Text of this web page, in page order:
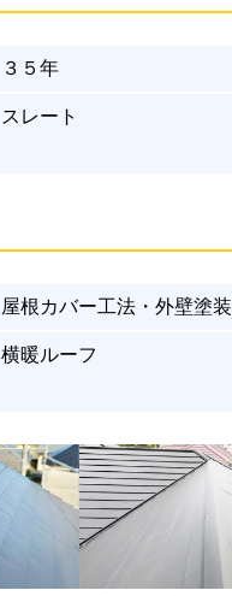
３５年
スレート
屋根カバー工法・外壁塗装
横暖ルーフ